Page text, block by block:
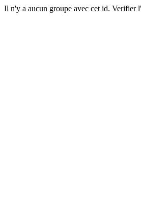
Il n'y a aucun groupe avec cet id. Verifier